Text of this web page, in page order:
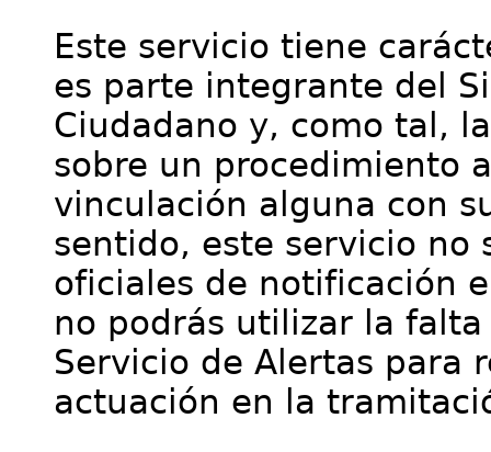
Este servicio tiene
es parte integrante del
Ciudadano y, como tal,
sobre un procedimiento
vinculación alguna con
sentido, este servicio no
oficiales de notificación
no podrás utilizar la
Servicio de Alertas para
actuación en la